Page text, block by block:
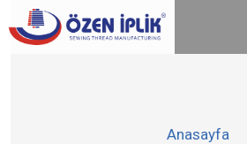
Anasayfa